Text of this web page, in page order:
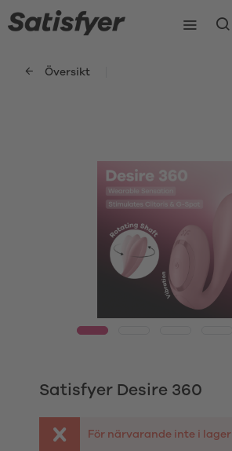
Översikt
Satisfyer Desire 360
För närvarande inte i lager